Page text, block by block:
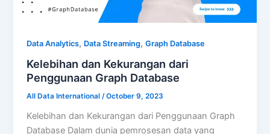
Data Analytics, Data Streaming,Graph Database
Kelebihan dan Kekurangan dari
Penggunaan Graph Database
All Data International/October 9, 2023
Kelebihan dan Kekurangan dari Penggunaan Graph
Database Dalam dunia pemrosesan data yang